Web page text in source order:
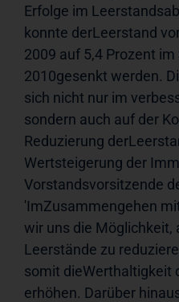
Erfolge im
konnte derLeerstand
2009 auf 5,4 Prozent
2010gesenkt werden.
sich nicht nur im
sondern auch auf der
Reduzierung
Wertsteigerung der
Vorstandsvorsitzende
'ImZusammengehen
wir uns die Möglichkeit,
Leerstände zu
somit dieWerthaltigkeit
erhöhen. Darüber